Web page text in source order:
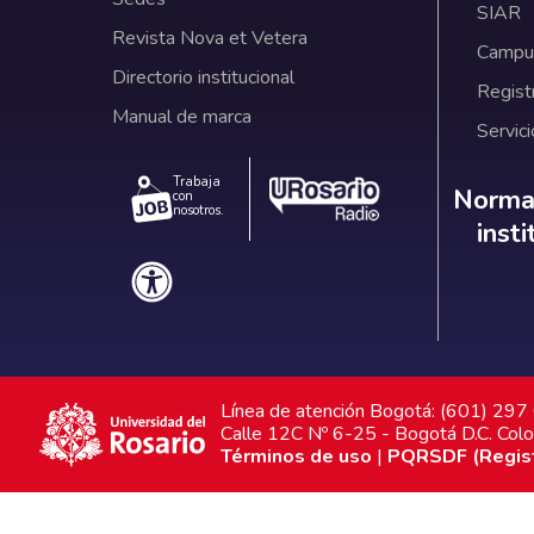
Revista Nova et Vetera
Directorio institucional
Manual de marca
Trabaja
con
nosotros.
SIAR
Línea de atención Bogotá: (601)
Calle 12C Nº 6-25 - Bogotá D.C.
Términos de uso | PQRSDF